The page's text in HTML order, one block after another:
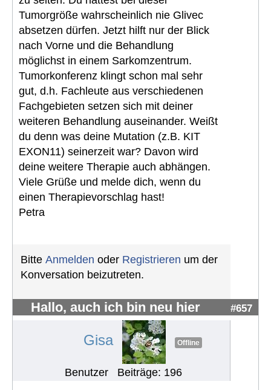
Tumorgröße wahrscheinlich nie Glivec
absetzen dürfen. Jetzt hilft nur der Blick
nach Vorne und die Behandlung
möglichst in einem Sarkomzentrum.
Tumorkonferenz klingt schon mal sehr
gut, d.h. Fachleute aus verschiedenen
Fachgebieten setzen sich mit deiner
weiteren Behandlung auseinander. Weißt
du denn was deine Mutation (z.B. KIT
EXON11) seinerzeit war? Davon wird
deine weitere Therapie auch abhängen.
Viele Grüße und melde dich, wenn du
einen Therapievorschlag hast!
Petra
Bitte Anmelden oder Registrieren um der
Konversation beizutreten.
Hallo, auch ich bin neu hier #657
Gisa Offline
Benutzer Beiträge: 196